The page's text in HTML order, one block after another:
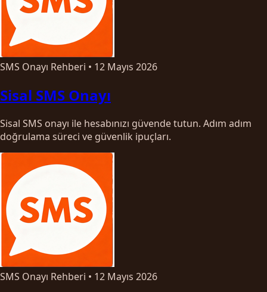
SMS Onayı Rehberi • 12 Mayıs 2026
Sisal SMS Onayı
Sisal SMS onayı ile hesabınızı güvende tutun. Adım adım
doğrulama süreci ve güvenlik ipuçları.
SMS Onayı Rehberi • 12 Mayıs 2026